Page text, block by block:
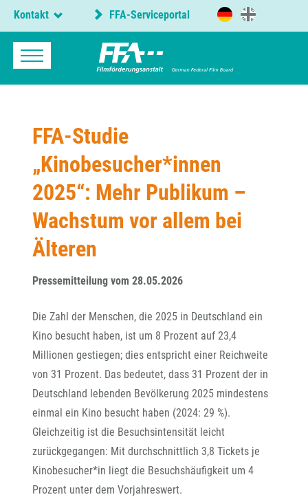
Kontakt FFA-Serviceportal
FFA-Studie
„Kinobesucher*innen
2025“: Mehr Publikum –
Wachstum vor allem bei
Älteren
Pressemitteilung vom 28.05.2026
Die Zahl der Menschen, die 2025 in Deutschland ein
Kino besucht haben, ist um 8 Prozent auf 23,4
Millionen gestiegen; dies entspricht einer Reichweite
von 31 Prozent. Das bedeutet, dass 31 Prozent der in
Deutschland lebenden Bevölkerung 2025 mindestens
einmal ein Kino besucht haben (2024: 29 %).
Gleichzeitig ist die Besuchsintensität leicht
zurückgegangen: Mit durchschnittlich 3,8 Tickets je
Kinobesucher*in liegt die Besuchshäufigkeit um 4
Prozent unter dem Vorjahreswert.